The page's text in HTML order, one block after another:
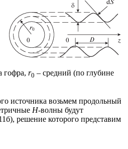
гофра, r0 – средний (по глубине
источника возьмем продольный
Н-волны будут
решение которого представим